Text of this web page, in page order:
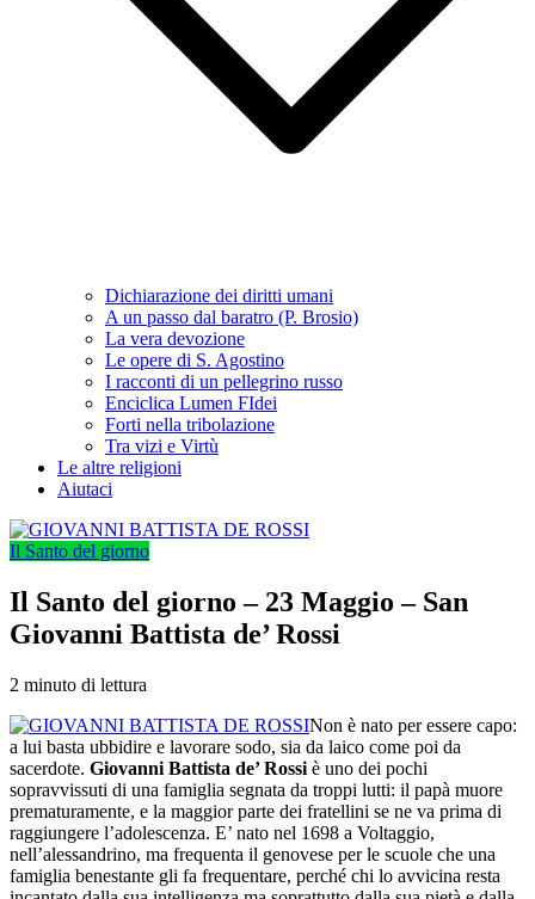
Dichiarazione dei diritti umani
A un passo dal baratro (P. Brosio)
La vera devozione
Le opere di S. Agostino
I racconti di un pellegrino russo
Enciclica Lumen FIdei
Forti nella tribolazione
Tra vizi e Virtù
Le altre religioni
Aiutaci
Il Santo del giorno
Il Santo del giorno – 23 Maggio – San
Giovanni Battista de’ Rossi
2 minuto di lettura
Non è nato per essere capo:
a lui basta ubbidire e lavorare sodo, sia da laico come poi da
sacerdote. Giovanni Battista de’ Rossi è uno dei pochi
sopravvissuti di una famiglia segnata da troppi lutti: il papà muore
prematuramente, e la maggior parte dei fratellini se ne va prima di
raggiungere l’adolescenza. E’ nato nel 1698 a Voltaggio,
nell’alessandrino, ma frequenta il genovese per le scuole che una
famiglia benestante gli fa frequentare, perché chi lo avvicina resta